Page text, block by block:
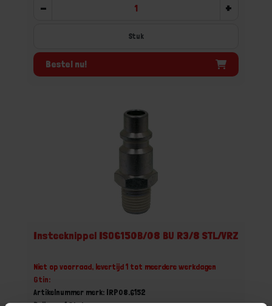
- +
Stuk
Bestel nu!
Insteeknippel ISO6150B/08 BU R3/8 STL/VRZ
Niet op voorraad, levertijd 1 tot meerdere werkdagen
Gtin:
Artikelnummer merk: IRP08.6152